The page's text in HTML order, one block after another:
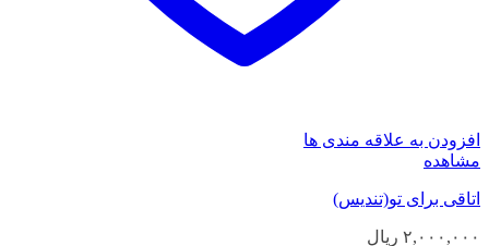
افزودن به علاقه مندی ها
مشاهده
اتاقی برای تو(تندیس)
۲,۰۰۰,۰۰۰ ریال